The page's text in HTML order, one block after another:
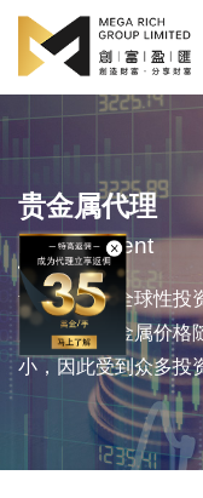
贵金属代理
Metals Agent
贵金属作为全球性投
点。由于贵金属价
小，因此受到众多投